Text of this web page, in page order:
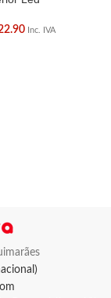
Inc. IVA